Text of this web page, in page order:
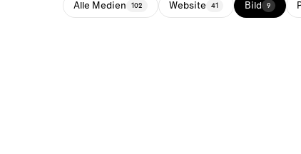
Alle Medien 102 Website 41 Bild 9